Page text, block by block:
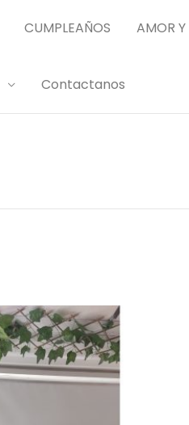
CUMPLEAÑOS AMOR
Contactanos